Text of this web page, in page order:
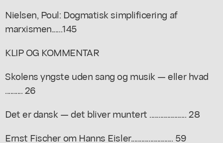
Nielsen, Poul: Dogmatisk simplificering af
marxismen......145
KLIP OG KOMMENTAR
Skolens yngste uden sang og musik — eller hvad
.......... 26
Det er dansk — det bliver muntert ..................... 28
Ernst Fischer om Hanns Eisler........................ 59